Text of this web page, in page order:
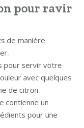
pour ravir
de manière
pour servir votre
avec quelques
de citron.
contienne un
pour une